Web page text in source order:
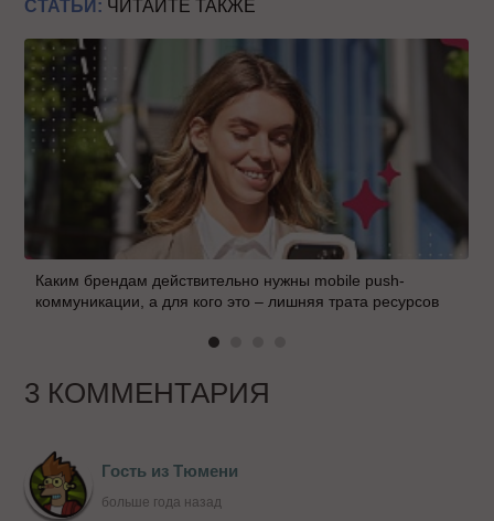
СТАТЬИ: ЧИТАЙТЕ ТАКЖЕ
Каким брендам действительно нужны mobile push-
коммуникации, а для кого это – лишняя трата ресурсов
3 КОММЕНТАРИЯ
Гость из Тюмени
больше года назад